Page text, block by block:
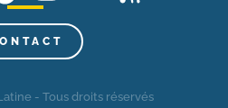
- Tous droits réservés